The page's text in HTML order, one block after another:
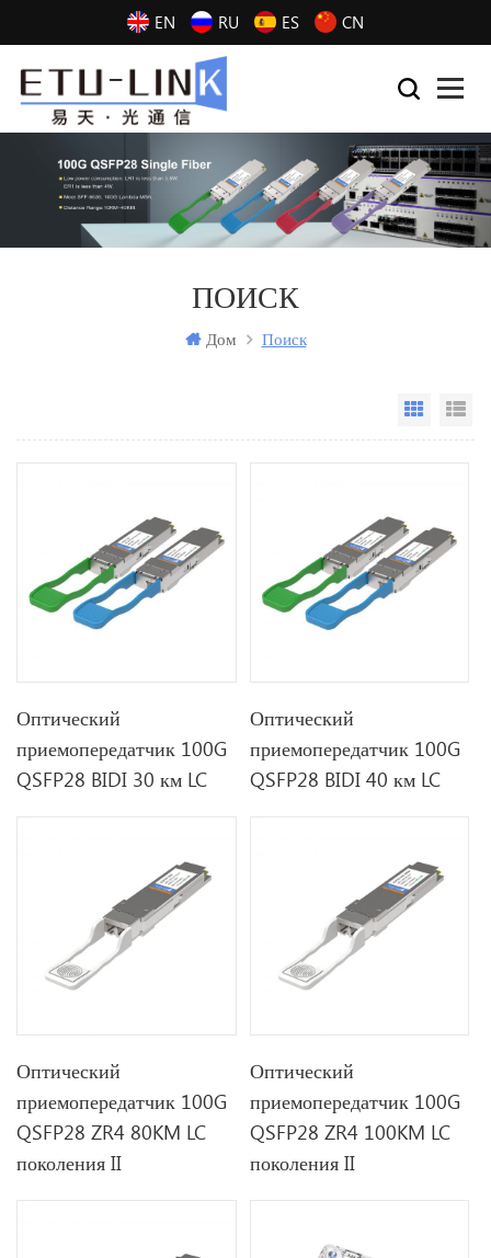
EN RU ES CN
ПОИСК
Дом Поиск
Grid
Оптический
приемопередатчик 100G
QSFP28 BIDI 30 км LC
Оптический
приемопередатчик 100G
QSFP28 BIDI 40 км LC
Оптический
приемопередатчик 100G
QSFP28 ZR4 80KM LC
поколения II
Оптический
приемопередатчик 100G
QSFP28 ZR4 100KM LC
поколения II